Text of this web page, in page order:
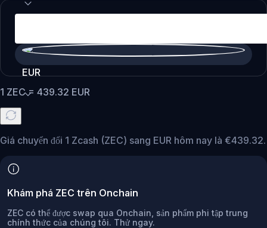
EUR
1 ZEC= 439.32 EUR
Giá chuyển đổi 1 Zcash (ZEC) sang EUR hôm nay là €439.32.
Khám phá ZEC trên Onchain
ZEC có thể được swap qua Onchain, sản phẩm phi tập trung
chính thức của chúng tôi. Thử ngay.